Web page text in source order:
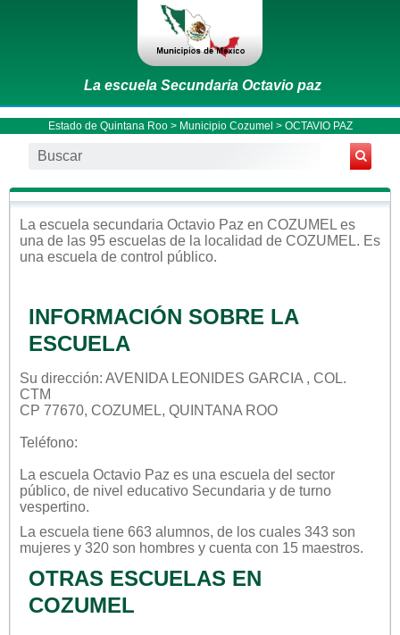
La escuela Secundaria Octavio paz
Estado de Quintana Roo> Municipio Cozumel > OCTAVIO PAZ
La escuela secundaria Octavio Paz en COZUMEL es
una de las 95 escuelas de la localidad de COZUMEL. Es
una escuela de control público.
INFORMACIÓN SOBRE LA
ESCUELA
Su dirección: AVENIDA LEONIDES GARCIA , COL.
CTM
CP 77670, COZUMEL, QUINTANA ROO
Teléfono:
La escuela Octavio Paz es una escuela del sector
público, de nivel educativo Secundaria y de turno
vespertino.
La escuela tiene 663 alumnos, de los cuales 343 son
mujeres y 320 son hombres y cuenta con 15 maestros.
OTRAS ESCUELAS EN
COZUMEL